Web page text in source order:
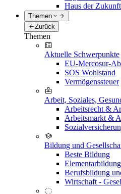
Haus der
Themen
Zurück
Themen
Aktuelle Schwerpunkte
EU-Mercosur-
SOS Wohlstand
Vermögenssteuer
Arbeit, Soziales,
Arbeitsrecht &
Arbeitsmarkt &
Bildung und
Beste Bildung
Berufsbildung
Wirtschaft -